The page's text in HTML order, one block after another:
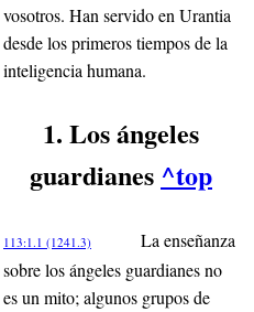
vosotros. Han servido en Urantia
desde los primeros tiempos de la
inteligencia humana.
1. Los ángeles
guardianes ^top
113:1.1 (1241.3)
La enseñanza
sobre los ángeles guardianes no
es un mito; algunos grupos de